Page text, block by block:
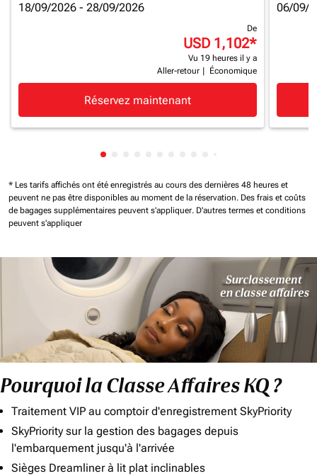
18/09/2026 - 28/09/2026
De
USD 1,102*
Vu 19 heures il y a
Aller-retour
Économique
Réservez maintenant
06/09/
Affichage de cmp-pagination-showing-
* Les tarifs affichés ont été enregistrés au cours des dernières 48 heures et
peuvent ne pas être disponibles au moment de la réservation. Des frais et coûts
de bagages supplémentaires peuvent s'appliquer. D'autres termes et conditions
peuvent s'appliquer
Pourquoi la Classe Affaires KQ ?
Traitement VIP au comptoir d'enregistrement SkyPriority
SkyPriority sur la gestion des bagages depuis
l'embarquement jusqu'à l'arrivée
Sièges Dreamliner à lit plat inclinables